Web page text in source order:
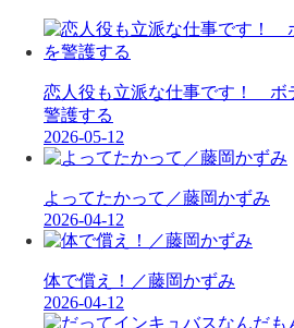
恋人役も立派な仕事です！ ボ
警護する
2026-05-12
よってたかって／藤岡かずみ
2026-04-12
体で償え！／藤岡かずみ
2026-04-12